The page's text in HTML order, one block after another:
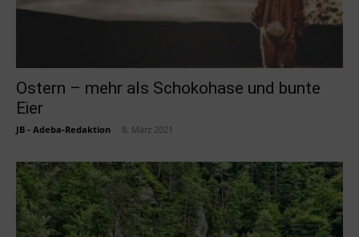
Ostern – mehr als Schokohase und bunte
Eier
JB - Adeba-Redaktion 8. März 2021